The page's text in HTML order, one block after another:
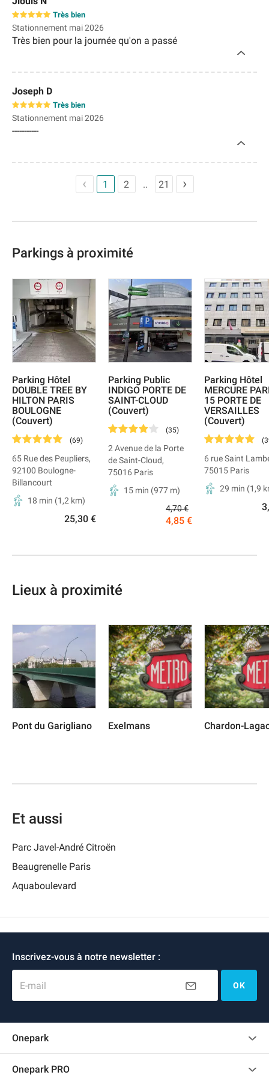
boîtier à code se situe en bas à gauche de la pente, fixé
discrètement au mur. Le parking mériterait meilleure
signalétique et de meilleures indications.
Très bien
Stationnement mai 2026
Très bien pour la journée qu'on a passé
Joseph D
Très bien
Stationnement mai 2026
-----------
1 2 21
Parkings à proximité
Parking Hôtel
DOUBLE TREE BY
HILTON PARIS
BOULOGNE
(Couvert)
(69)
65 Rue des Peupliers,
92100 Boulogne-
Billancourt
18 min (1,2 km)
25,30 €
Parking Public
INDIGO PORTE DE
SAINT-CLOUD
(Couvert)
(35)
2 Avenue de la Porte
de Saint-Cloud,
75016 Paris
15 min (977 m)
4,70 €
4,85 €
Parking Hôtel
MERCURE
15 PORTE DE
VERSAILLES
(Couvert)
(
6 rue Saint
75015 Paris
29 min (1,9
Lieux à proximité
Pont du Garigliano Exelmans Chardon-
Et aussi
Parc Javel-André Citroën
Beaugrenelle Paris
Aquaboulevard
Inscrivez-vous à notre newsletter :
E-mail OK
Onepark
Onepark PRO